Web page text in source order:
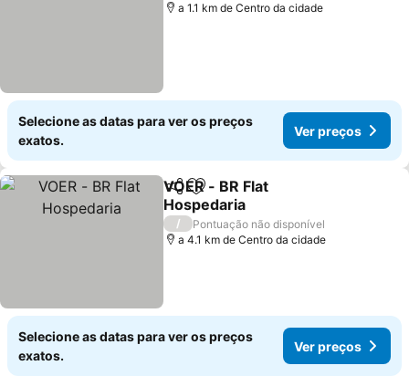
a 1.1 km de Centro da cidade
Selecione as datas para ver os preços
exatos.
Ver preços
PartilharAdicionar aos favoritos
VOER - BR Flat
Hospedaria
/
Pontuação não disponível
a 4.1 km de Centro da cidade
Selecione as datas para ver os preços
exatos.
Ver preços